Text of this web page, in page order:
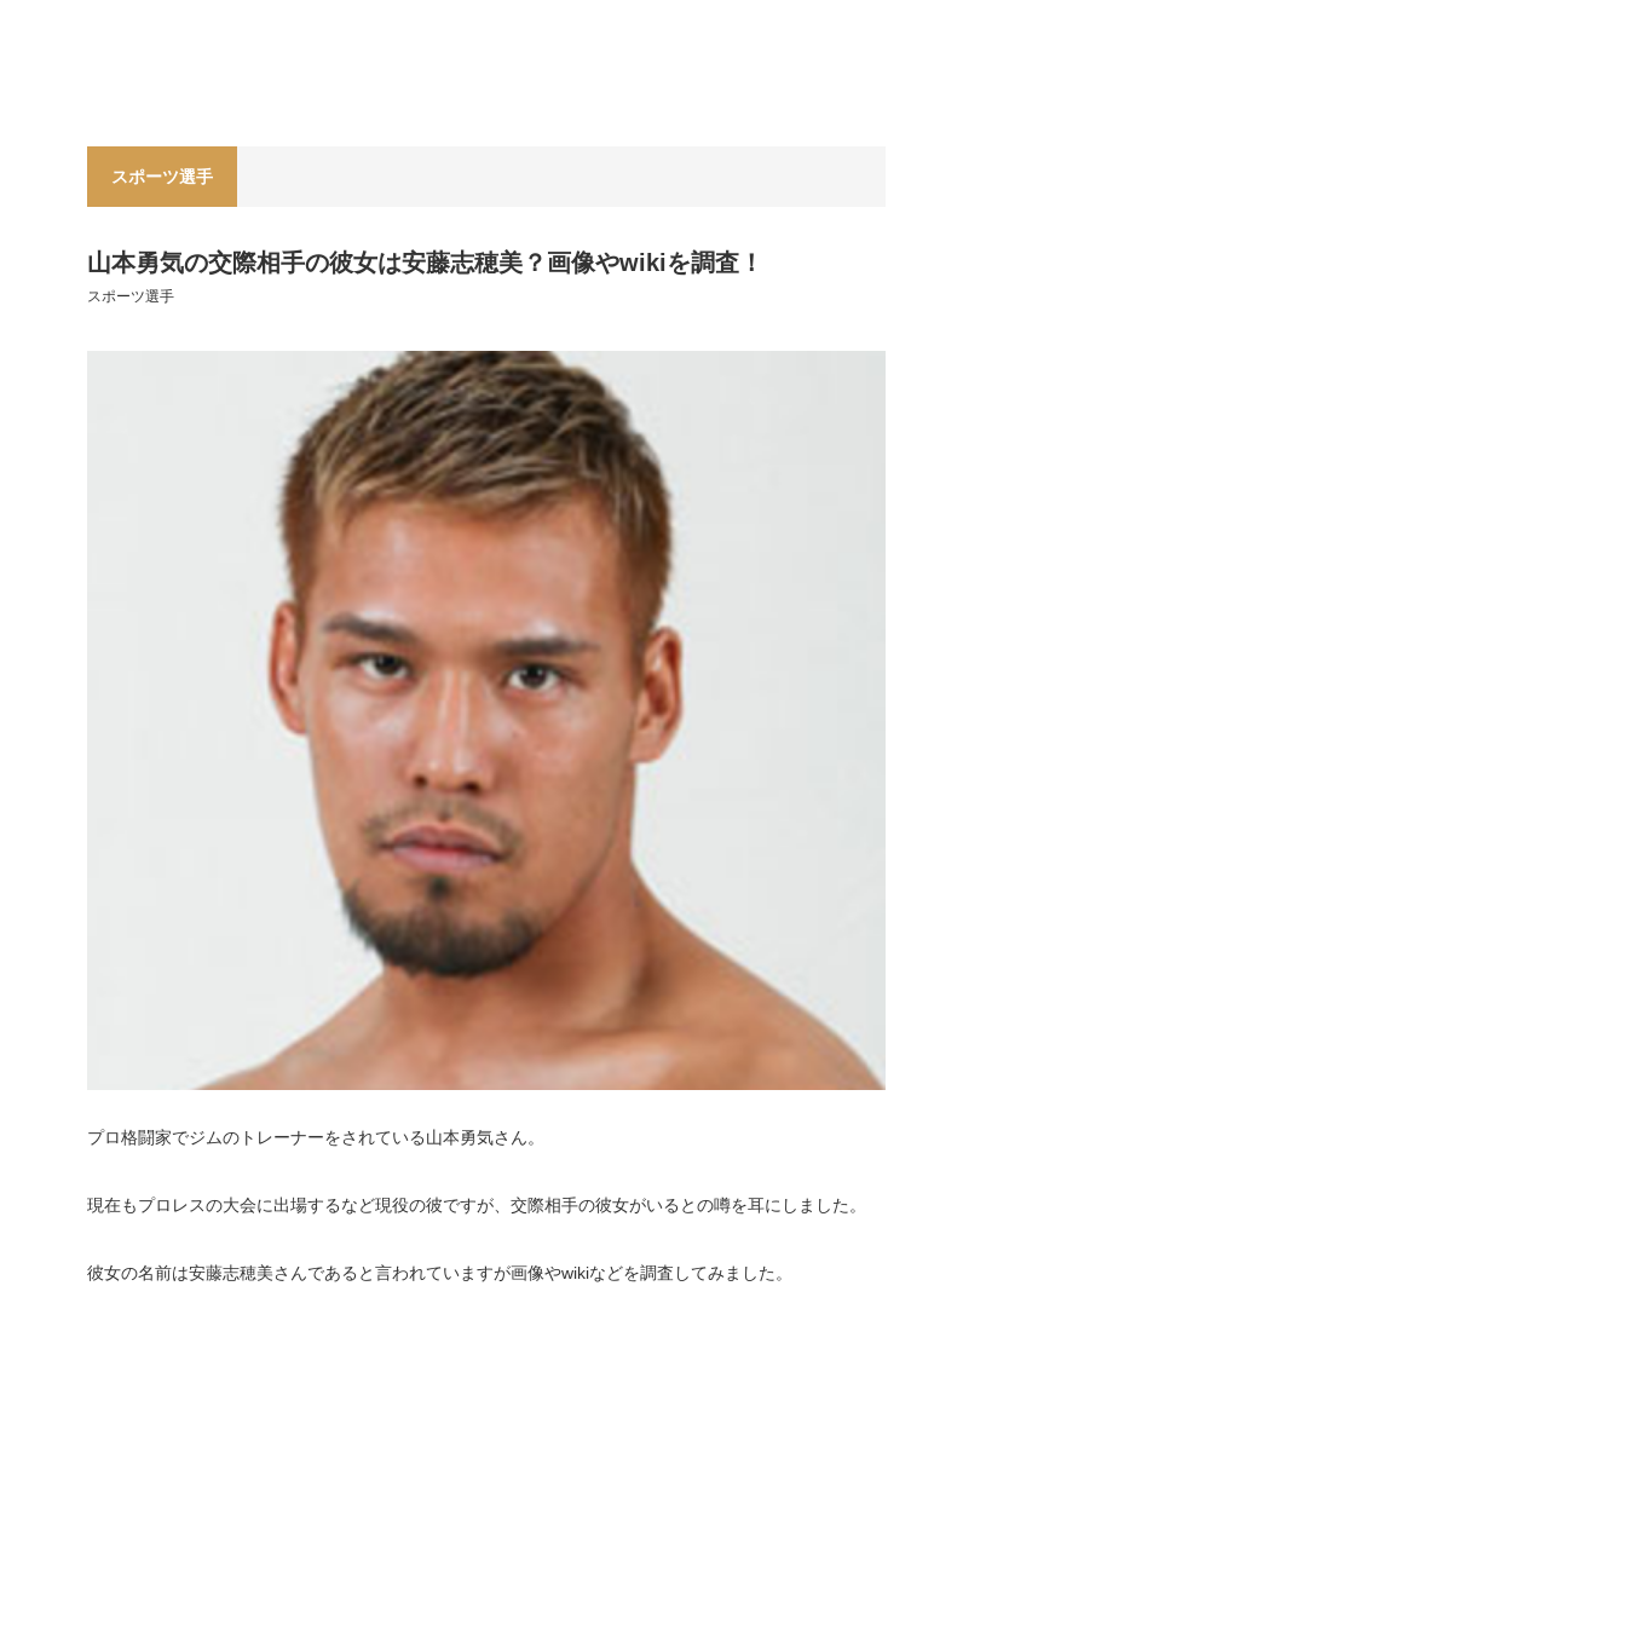
スポーツ選手
山本勇気の交際相手の彼女は安藤志穂美？画像やwikiを調査！
スポーツ選手
プロ格闘家でジムのトレーナーをされている山本勇気さん。
現在もプロレスの大会に出場するなど現役の彼ですが、交際相手の彼女がいるとの噂を耳にしました。
彼女の名前は安藤志穂美さんであると言われていますが画像やwikiなどを調査してみました。